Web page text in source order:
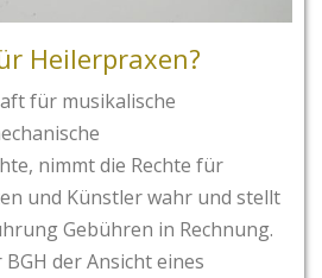
Heilerpraxen?
für musikalische
nimmt die Rechte für
und Künstler wahr und stellt
Gebühren in Rechnung.
der Ansicht eines